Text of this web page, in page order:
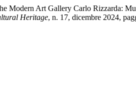
Modern Art Gallery Carlo Rizzarda:
Heritage, n. 17, dicembre 2024,